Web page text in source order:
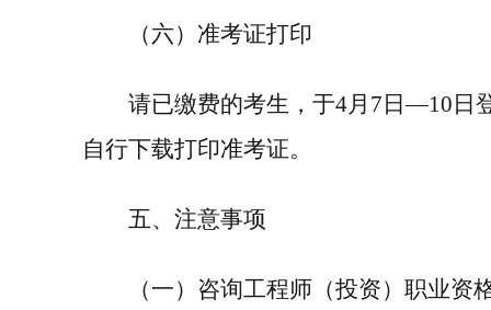
（六）准考证打印
请已缴费的考生，于4月 7 日—10 日
自行下载打印准考证。
五、注意事项
（一）咨询工程师（投资）职业资